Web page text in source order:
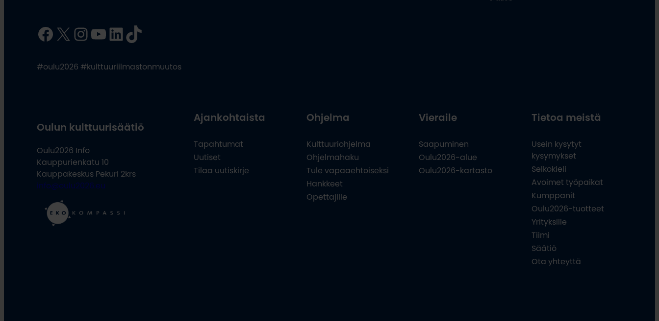
Facebook X InstagramYouTube LinkedIn TikTok
#oulu2026 #kulttuuriilmastonmuutos
Oulun kulttuurisäätiö
Oulu2026 Info
Kauppurienkatu 10
Kauppakeskus Pekuri 2krs
info@oulu2026.eu
Ajankohtaista
Tapahtumat
Uutiset
Tilaa uutiskirje
Ohjelma
Kulttuuriohjelma
Ohjelmahaku
Tule vapaaehtoiseksi
Hankkeet
Opettajille
Vieraile
Saapuminen
Oulu2026-alue
Oulu2026-kartasto
Tietoa meistä
Usein kysytyt
kysymykset
Selkokieli
Avoimet työpaikat
Kumppanit
Oulu2026-tuotteet
Yrityksille
Tiimi
Säätiö
Ota yhteyttä